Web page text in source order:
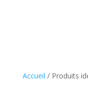
Accueil / Produits